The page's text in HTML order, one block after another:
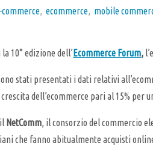
commerce, ecommerce, mobile
10° edizione dell’Ecommerce Forum,
stati presentati i dati relativi
dell’ecommerce pari al 15% per
NetComm, il consorzio del commercio
che fanno abitualmente acquisti